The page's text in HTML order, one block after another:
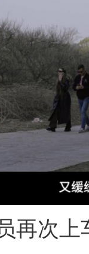
次上